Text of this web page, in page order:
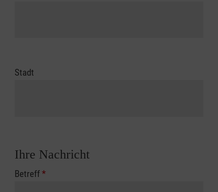
Stadt
Ihre Nachricht
Betreff*